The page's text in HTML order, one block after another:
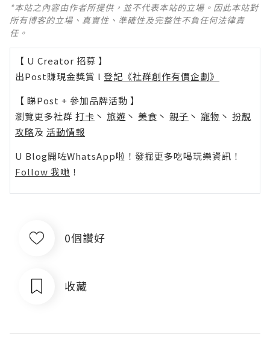
*本站之內容由作者所提供，並不代表本站的立場。因此本站對
所有博客的立場、真實性、準確性及完整性不負任何法律責
任。
【 U Creator 招募 】
出Post賺現金獎賞 l 登記《社群創作有價企劃》
【 睇Post + 參加品牌活動 】
瀏覽更多社群 打卡 丶 旅遊 丶 美食 丶 親子 丶 寵物 丶 扮靚
攻略及 活動情報
U Blog開咗WhatsApp啦！發掘更多吃喝玩樂資訊！
Follow 我哋 ！
0個讚好
收藏